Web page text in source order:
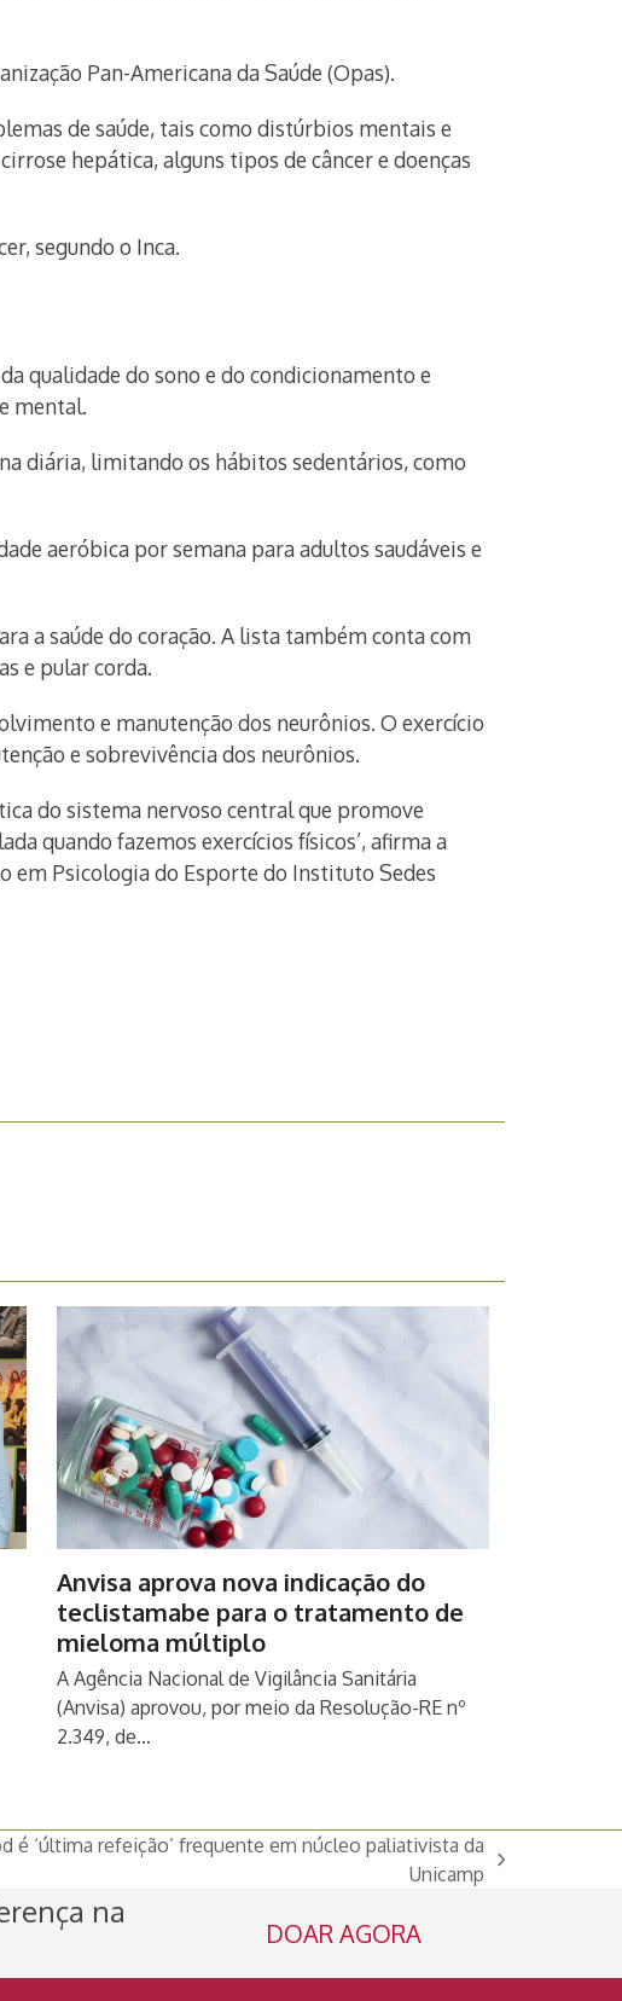
Pan-Americana da Saúde (Opas).
de saúde, tais como distúrbios mentais e
hepática, alguns tipos de câncer e doenças
segundo o Inca.
qualidade do sono e do condicionamento e
mental.
diária, limitando os hábitos sedentários, como
aeróbica por semana para adultos saudáveis e
a saúde do coração. A lista também conta com
e pular corda.
e manutenção dos neurônios. O exercício
e sobrevivência dos neurônios.
do sistema nervoso central que promove
quando fazemos exercícios físicos’, afirma a
em Psicologia do Esporte do Instituto Sedes
Anvisa aprova nova indicação do
teclistamabe para o tratamento de
mieloma múltiplo
A Agência Nacional de Vigilância Sanitária
(Anvisa) aprovou, por meio da Resolução-RE nº
2.349, de…
é ‘última refeição’ frequente em núcleo paliativista da
Unicamp
na
DOAR AGORA